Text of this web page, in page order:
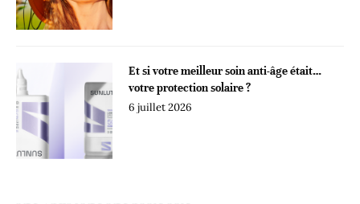
Et si votre meilleur soin anti-âge était…
votre protection solaire ?
6 juillet 2026